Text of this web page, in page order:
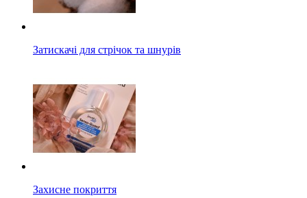
Затискачі для стрічок та шнурів
Захисне покриття